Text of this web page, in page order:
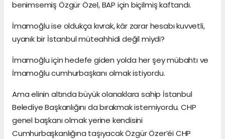
benimsemiş Özgür Özel, BAP için biçilmiş kaftandı.
İmamoğlu ise oldukça kıvrak, kâr zarar hesabı kuvvetli,
uyanık bir İstanbul müteahhidi değil miydi?
İmamoğlu için hedefe giden yolda her şey mübahtı ve
İmamoğlu cumhurbaşkanı olmak istiyordu.
Ama elinin altında büyük olanaklara sahip İstanbul
Belediye Başkanlığını da bırakmak istemiyordu. CHP
genel başkanı olmak yerine kendisini
Cumhurbaşkanlığına taşıyacak Özgür Özer’éi CHP